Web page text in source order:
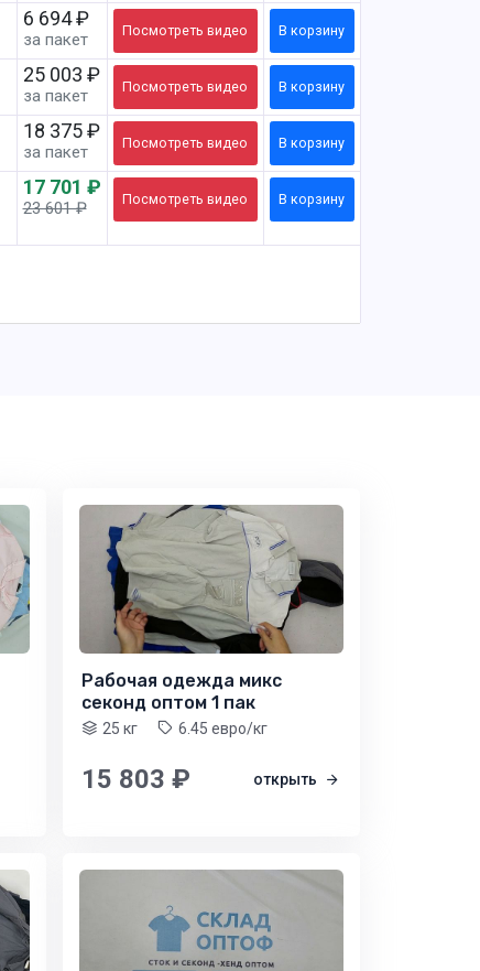
6 694 ₽
за пакет Посмотреть видео В корзину
25 003 ₽
за пакет Посмотреть видео В корзину
18 375 ₽
за пакет Посмотреть видео В корзину
17 701 ₽
23 601 ₽ Посмотреть видео В корзину
Рабочая одежда микс
секонд оптом 1 пак
25 кг 6.45 евро/кг
15 803 ₽ открыть